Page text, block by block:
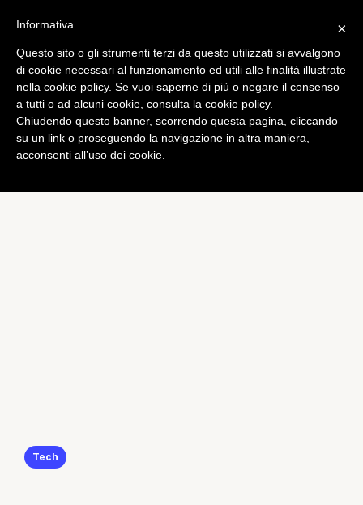
Tech
×
Informativa
Questo sito o gli strumenti terzi da questo utilizzati si avvalgono
di cookie necessari al funzionamento ed utili alle finalità illustrate
nella cookie policy. Se vuoi saperne di più o negare il consenso
a tutti o ad alcuni cookie, consulta la cookie policy.
Chiudendo questo banner, scorrendo questa pagina, cliccando
su un link o proseguendo la navigazione in altra maniera,
acconsenti all’uso dei cookie.